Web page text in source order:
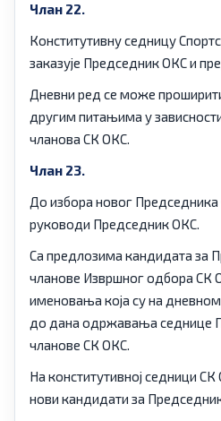
Члан 22.
Конститутивну седницу
заказује Председник ОКС и
Дневни ред се може
другим питањима у
чланова СК ОКС.
Члан 23.
До избора новог
руководи Председник ОКС.
Са предлозима кандидата за
чланове Извршног одбора СК
именовања која су на дневном
до дана одржавања седнице
чланове СК ОКС.
На конститутивној седници
нови кандидати за